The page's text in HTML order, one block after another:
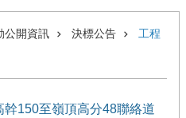
公開資訊 決標公告 工程
150至嶺頂高分48聯絡道